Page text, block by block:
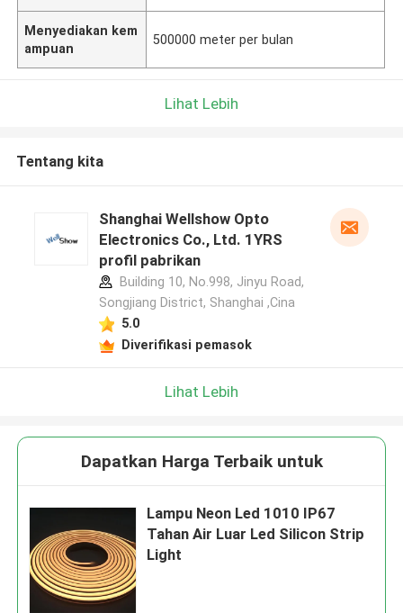
Menyediakan kem
ampuan
500000 meter per bulan
Lihat Lebih
Tentang kita
Shanghai Wellshow Opto
Electronics Co., Ltd. 1YRS
profil pabrikan
Building 10, No.998, Jinyu Road,
Songjiang District, Shanghai ,Cina
5.0
Diverifikasi pemasok
Lihat Lebih
Dapatkan Harga Terbaik untuk
Lampu Neon Led 1010 IP67
Tahan Air Luar Led Silicon Strip
Light